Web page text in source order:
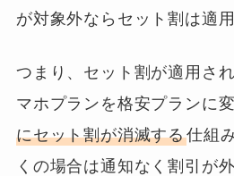
が対象外ならセット割は適
つまり、セット割が適用さ
マホプランを格安プランに
にセット割が消滅する仕組
くの場合は通知なく割引が